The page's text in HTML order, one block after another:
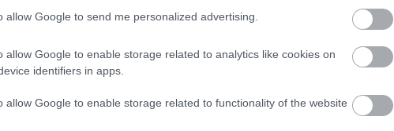
allow Google to send me personalized advertising.
allow Google to enable storage related to analytics like cookies on
identifiers in apps.
allow Google to enable storage related to functionality of the website
a befektetők betekintést nyerhetnek a játék működésébe, a
játékmódokba.
fázisát, ahol a befektetők először merülhetnek el az akcióban. A
várhatóan drámai mértékben emelkedik.
dollárért a Meme Mogus webhelyén. A szakértők azt jósolják,